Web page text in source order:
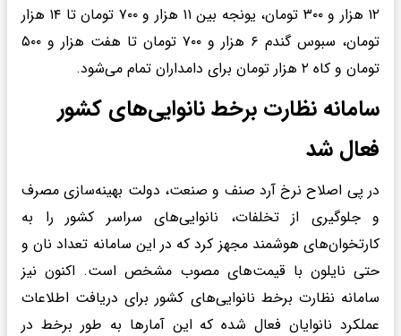
۱۲ هزار و ۳۰۰ تومان، یونجه بین ۱۱ هزار و ۷۰۰ تومان تا ۱۴ هزار
تومان، سبوس گندم ۶ هزار و ۷۰۰ تومان تا هفت هزار و ۵۰۰
تومان و کاه ۲ هزار تومان برای دامداران تمام می‌شود.
سامانه نظارت برخط نانوایی‌های کشور
فعال شد
در پی اصلاح نرخ آرد صنف و صنعت، دولت بهینه‌سازی مصرف
و جلوگیری از تخلفات، نانوایی‌های سراسر کشور را به
کارتخوان‌های هوشمند مجهز کرد که در این سامانه تعداد نان و
حتی نایلون با قیمت‌های مصوب مشخص است. اکنون نیز
سامانه نظارت برخط نانوایی‌های کشور برای دریافت اطلاعات
عملکرد نانوایان فعال شده که این آمار‌ها به طور برخط در